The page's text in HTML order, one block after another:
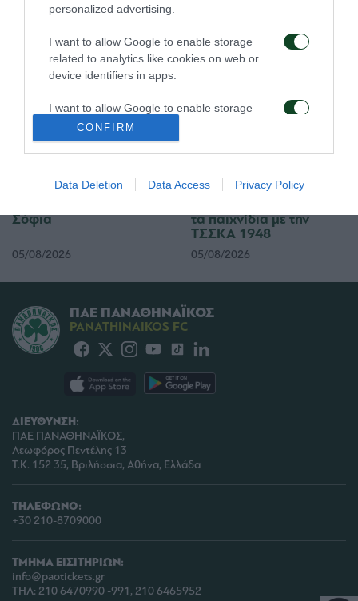
personalized advertising.
I want to allow Google to enable storage
related to analytics like cookies on web or
device identifiers in apps.
I want to allow Google to enable storage
related to functionality of the website or app.
I want to allow Google to enable storage
related to security, including authentication
functionality and fraud prevention, and other
user protection.
CONFIRM
Data Deletion Data Access Privacy Policy
Τακτική και κυκλοφορία
της μπάλας
08/08/2026
τον Γκαρσία
Σόφια
05/08/2026
τα παιχνίδια με την
ΤΣΣΚΑ 1948
05/08/2026
ΔΙΕΥΘΥΝΣΗ:
ΠΑΕ ΠΑΝΑΘΗΝΑΪΚΟΣ,
Λεωφόρος Πεντέλης 13
Τ.Κ. 152 35, Βριλήσσια, Αθήνα, Ελλάδα
ΤΗΛΕΦΩΝΟ:
+30 210-8709000
ΤΜΗΜΑ ΕΙΣΙΤΗΡΙΩΝ:
info@paotickets.gr
ΤΗΛ: 210 6470990 -991, 210 6465952
ΠΑΕ ΠΑΝΑΘΗΝΑΪΚΟΣ
PANATHINAIKOS FC